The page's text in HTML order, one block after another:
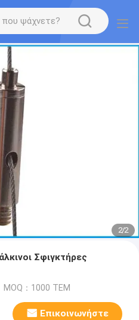
2/2
Σφιγκτήρες
MOQ：1000 ΤΕΜ
Επικοινωνήστε